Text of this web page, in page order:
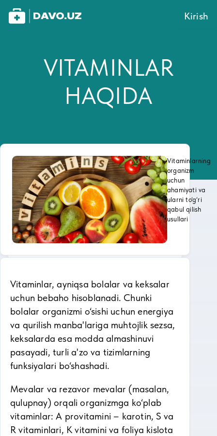
Kirish
VITAMINLAR
HAQIDA
Vitaminlarning
organizm
uchun
ahamiyati va
ularni to‘g‘ri
qabul qilish
usullari
Vitaminlar, ayniqsa bolalar va keksalar
uchun bebaho hisoblanadi. Chunki
bolalar organizmi o‘sishi uchun energiya
va qurilish manba'lariga muhtojlik sezsa,
keksalarda esa modda almashinuvi
pasayadi, turli a'zo va tizimlarning
funksiyalari bo‘shashadi.
Mevalar va rezavor mevalar (masalan,
qulupnay) orqali organizmga ko‘plab
vitaminlar: A provitamini – karotin, S va
R vitaminlari, K vitamini va foliya kislota